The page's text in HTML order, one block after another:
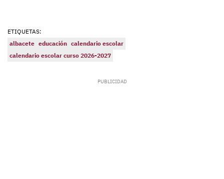
ETIQUETAS:
albacete educación calendario escolar
calendario escolar curso 2026-2027